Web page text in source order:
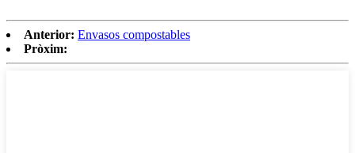
Anterior: Envasos compostables
Pròxim: